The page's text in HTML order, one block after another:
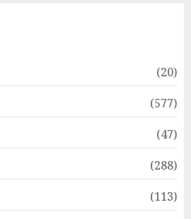
(20)
(577)
(47)
(288)
(113)